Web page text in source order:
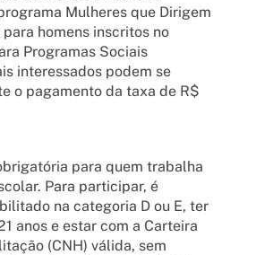
Mulheres que Dirigem
para homens inscritos no
Programas Sociais
interessados podem se
o pagamento da taxa de R$
para quem trabalha
Para participar, é
na categoria D ou E, ter
anos e estar com a Carteira
(CNH) válida, sem